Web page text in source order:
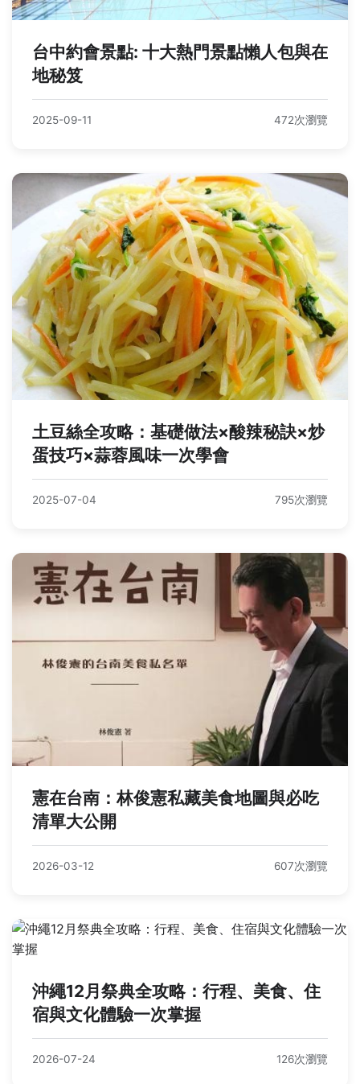
台中約會景點: 十大熱門景點懶人包與在
地秘笈
2025-09-11 472次瀏覽
土豆絲全攻略：基礎做法×酸辣秘訣×炒
蛋技巧×蒜蓉風味一次學會
2025-07-04 795次瀏覽
憲在台南：林俊憲私藏美食地圖與必吃
清單大公開
2026-03-12 607次瀏覽
沖繩12月祭典全攻略：行程、美食、住
宿與文化體驗一次掌握
2026-07-24 126次瀏覽